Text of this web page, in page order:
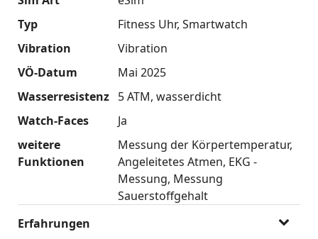
Typ
Fitness Uhr Smartwatch
Vibration
Vibration
VÖ-Datum
Mai 2025
Wasserresistenz 5 ATM wasserdicht
Watch-Faces
Ja
weitere
Funktionen
Messung der Körpertemperatur
Angeleitetes Atmen EKG -
Messung Messung
Sauerstoffgehalt
Erfahrungen